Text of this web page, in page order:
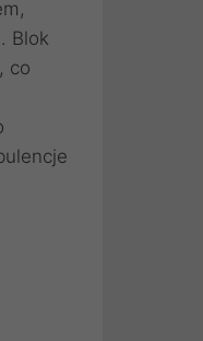
Blok
co